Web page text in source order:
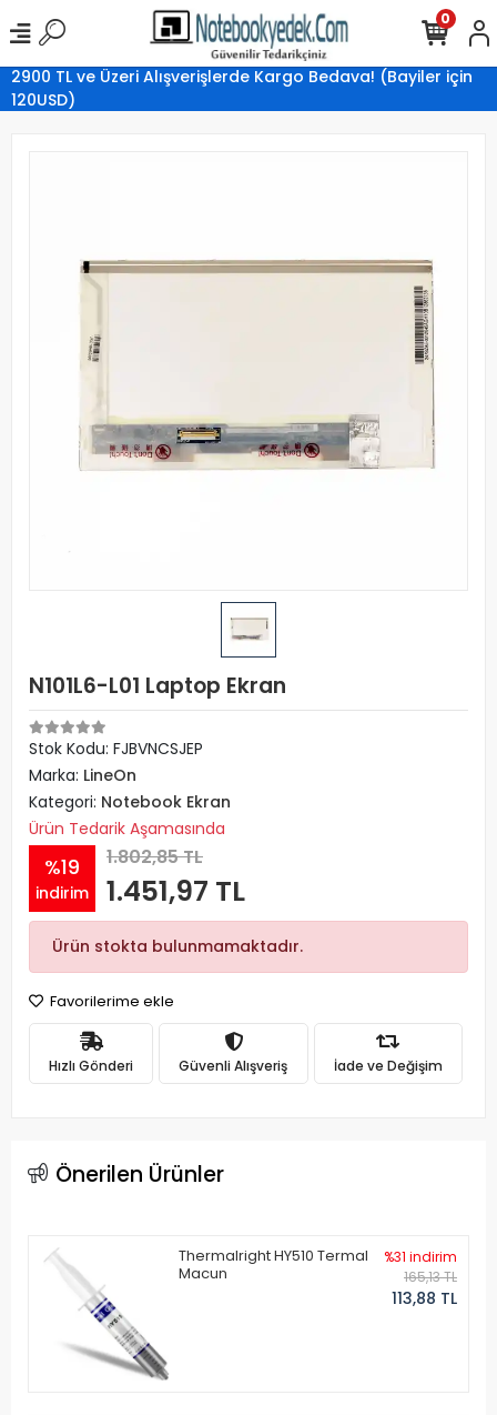
2900 TL ve Üzeri Alışverişlerde Kargo Bedava! (Bayiler için
120USD)
0
N101L6-L01 Laptop Ekran
Stok Kodu: FJBVNCSJEP
Marka: LineOn
Kategori: Notebook Ekran
Ürün Tedarik Aşamasında
%19
indirim
1.802,85 TL
1.451,97 TL
Ürün stokta bulunmamaktadır.
Favorilerime ekle
Hızlı Gönderi Güvenli Alışveriş İade ve Değişim
Önerilen Ürünler
Thermalright HY510 Termal
Macun
%31 indirim
165,13 TL
113,88 TL